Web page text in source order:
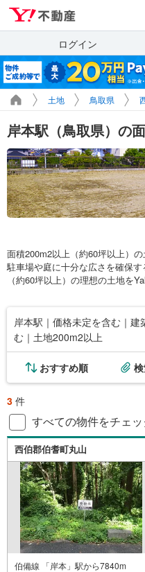
ログイン
土地 鳥取県
岸本駅（鳥取県）の
面積200m2以上（約60坪以上）
駐車場や庭に十分な広さを確保
（約60坪以上）の理想の土地を
岸本駅｜価格未定を含む｜建
む｜土地200m2以上
おすすめ順
3 件
すべての物件をチェ
西伯郡伯耆町丸山
伯備線 「岸本」駅から7840m